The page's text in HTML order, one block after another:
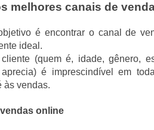
melhores canais de
é encontrar o canal de
ideal.
(quem é, idade, gênero,
é imprescindível em
às vendas.
online